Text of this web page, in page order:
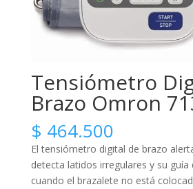
Tensiómetro
Brazo Omron
$ 464.500
El tensiómetro digital de brazo
detecta latidos irregulares y su guía
cuando el brazalete no está